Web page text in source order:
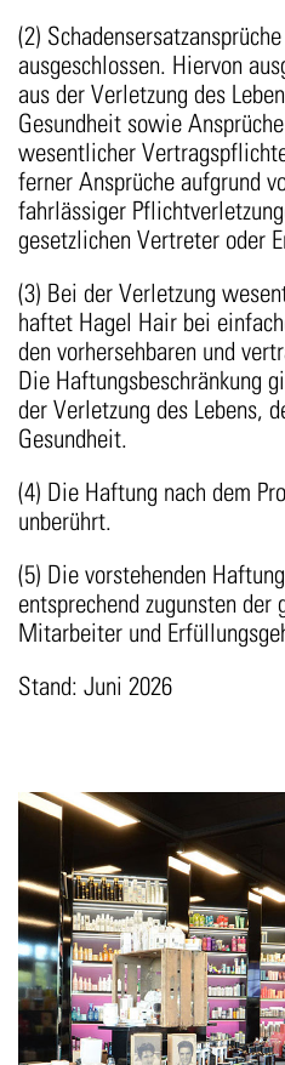
(2)
ausgeschlossen. Hiervon
aus der Verletzung des
Gesundheit sowie
wesentlicher
ferner Ansprüche aufgrund
fahrlässiger
gesetzlichen Vertreter oder
(3) Bei der Verletzung
haftet Hagel Hair bei
den vorhersehbaren und
Die Haftungsbeschränkung
der Verletzung des Lebens,
Gesundheit.
(4) Die Haftung nach dem
unberührt.
(5) Die vorstehenden
entsprechend zugunsten der
Mitarbeiter und
Stand: Juni 2026